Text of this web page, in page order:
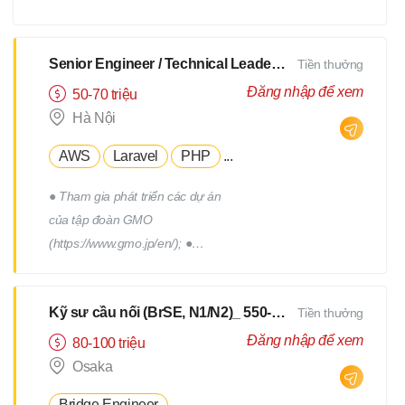
xây dựng thương hiệu tuyển
triển, quản lý đội ngũ Hr
Freelance của Devwork
Senior Engineer / Technical Leader - N2 Tiếng Nhật - Lương upto $3000
50-70 triệu
Hà Nội
AWS Laravel PHP ...
● Tham gia phát triển các dự án
của tập đoàn GMO
(https://www.gmo.jp/en/); ●
cùng với đội phát triển thuộc
phòng R&D của tập đoàn; ●
Phối hợp với các thành viên
Tiền thưởng
Đăng nhập để xem
Kỹ sư cầu nối (BrSE, N1/N2)_ 550-750Man
80-100 triệu
Osaka
Tiền thưởng
Đăng nhập để xem